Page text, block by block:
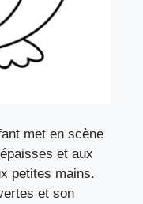
met en scène
et aux
petites mains.
et son